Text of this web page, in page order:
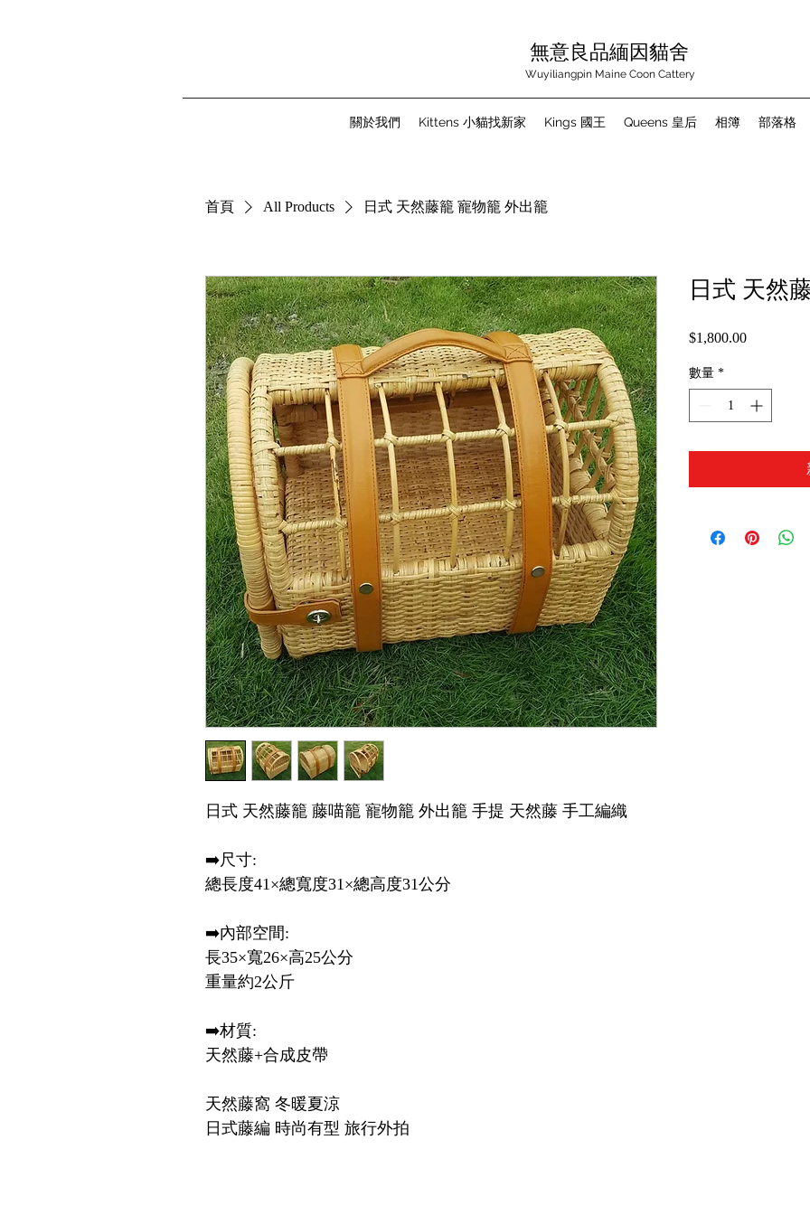
無意良品緬因貓舍
Wuyiliangpin Maine Coon Cattery
關於我們 Kittens 小貓找新家 Kings 國王 Queens 皇后 相簿 部落格
首頁 All Products 日式 天然藤籠 寵物籠 外出籠
日式 天然藤籠 藤喵籠 寵物籠 外出籠 手提 天然藤 手工編織
➡️尺寸:
總長度41×總寬度31×總高度31公分
➡️內部空間:
長35×寬26×高25公分
重量約2公斤
➡️材質:
天然藤+合成皮帶
天然藤窩 冬暖夏涼
日式藤編 時尚有型 旅行外拍
日式 天然
$1,800.00價
數量 *